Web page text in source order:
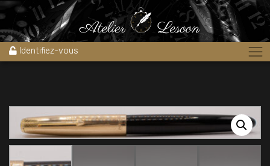
Identifiez-vous
Accueil » Boutique Stylos » Stylos plume
stylo plume PARKER 51
BLACK Aerometric 1950’s USA